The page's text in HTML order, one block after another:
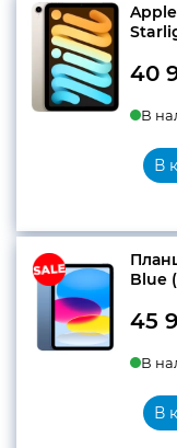
40
В
В
Blue
45
В
В